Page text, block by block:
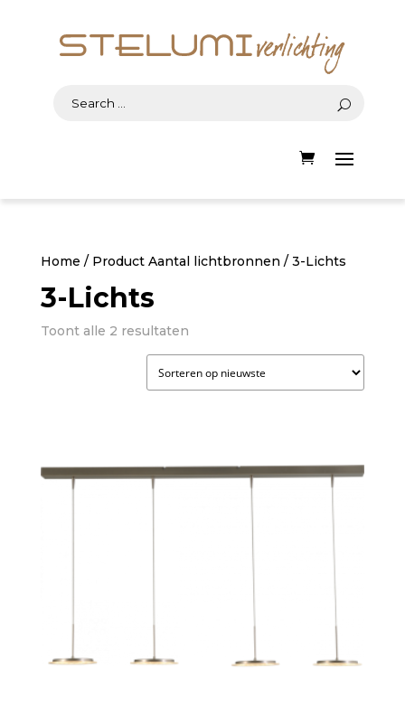
Home / Product Aantal lichtbronnen / 3-Lichts
3-Lichts
Toont alle 2 resultatenGesorteerd
op
nieuwste